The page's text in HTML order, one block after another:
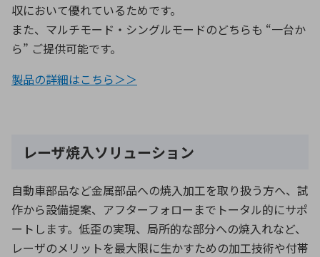
収において優れているためです。
また、マルチモード・シングルモードのどちらも “一台か
ら” ご提供可能です。
製品の詳細はこちら＞＞
レーザ焼入ソリューション
自動車部品など金属部品への焼入加工を取り扱う方へ、試
作から設備提案、アフターフォローまでトータル的にサポ
ートします。低歪の実現、局所的な部分への焼入れなど、
レーザのメリットを最大限に生かすための加工技術や付帯